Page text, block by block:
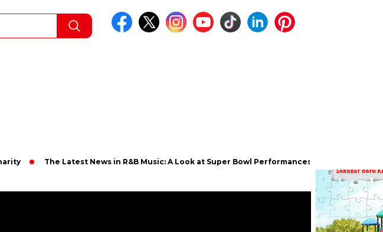
The Latest News in R&B Music: A Look at Super Bowl Performances, New Albums, Rising